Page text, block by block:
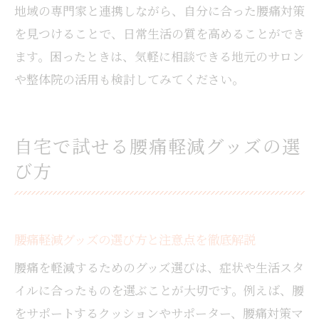
地域の専門家と連携しながら、自分に合った腰痛対策
を見つけることで、日常生活の質を高めることができ
ます。困ったときは、気軽に相談できる地元のサロン
や整体院の活用も検討してみてください。
自宅で試せる腰痛軽減グッズの選
び方
腰痛軽減グッズの選び方と注意点を徹底解説
腰痛を軽減するためのグッズ選びは、症状や生活スタ
イルに合ったものを選ぶことが大切です。例えば、腰
をサポートするクッションやサポーター、腰痛対策マ